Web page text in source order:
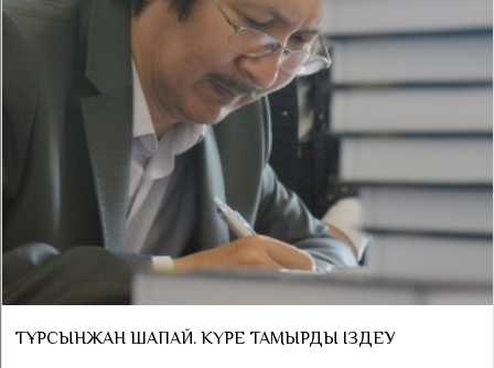
ТҰРСЫНЖАН ШАПАЙ. КҮРЕ ТАМЫРДЫ ІЗДЕУ